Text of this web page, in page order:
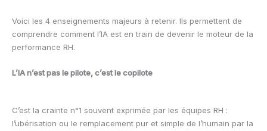
Voici les 4 enseignements majeurs à retenir. Ils permettent de
comprendre comment l’IA est en train de devenir le moteur de la
performance RH.
L’IA n’est pas le pilote, c’est le copilote
C’est la crainte n°1 souvent exprimée par les équipes RH :
l’ubérisation ou le remplacement pur et simple de l’humain par la